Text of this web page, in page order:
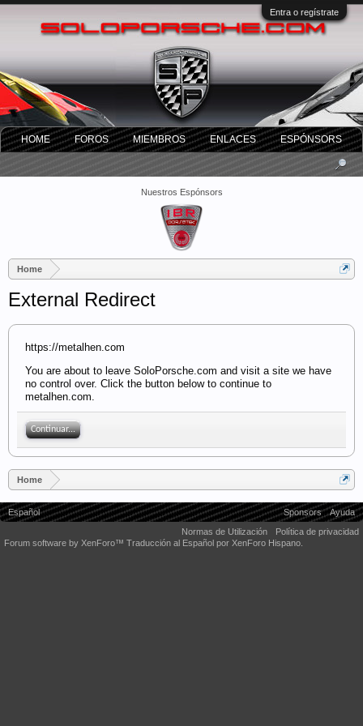
Entra o regístrate
Nuestros Espónsors
Home
External Redirect
https://metalhen.com
You are about to leave SoloPorsche.com and visit a site we have
no control over. Click the button below to continue to
metalhen.com.
Continuar...
Home
HOME FOROS MIEMBROS ENLACES ESPÓNSORS
Español Sponsors
Ayuda
Normas de Utilización
Política de privacidad
Forum software by XenForo™ Traducción al Español por XenForo Hispano.